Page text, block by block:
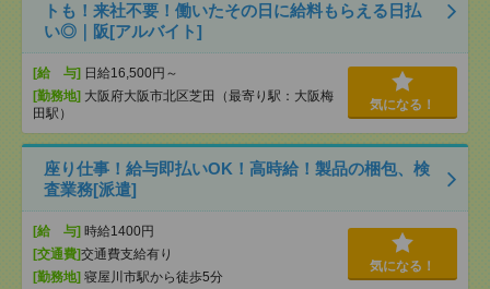
トも！来社不要！働いたその日に給料もらえる日払
い◎｜阪[アルバイト]
[給 与] 日給16,500円～
[勤務地] 大阪府大阪市北区芝田（最寄り駅：大阪梅
田駅）
気になる！
座り仕事！給与即払いOK！高時給！製品の梱包、検
査業務[派遣]
[給 与] 時給1400円
[交通費]交通費支給有り
[勤務地] 寝屋川市駅から徒歩5分
気になる！